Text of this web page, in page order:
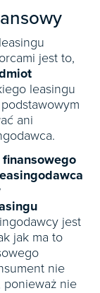
jest to,
leasingu
ani
jest
jak ma to
nie
ponieważ nie